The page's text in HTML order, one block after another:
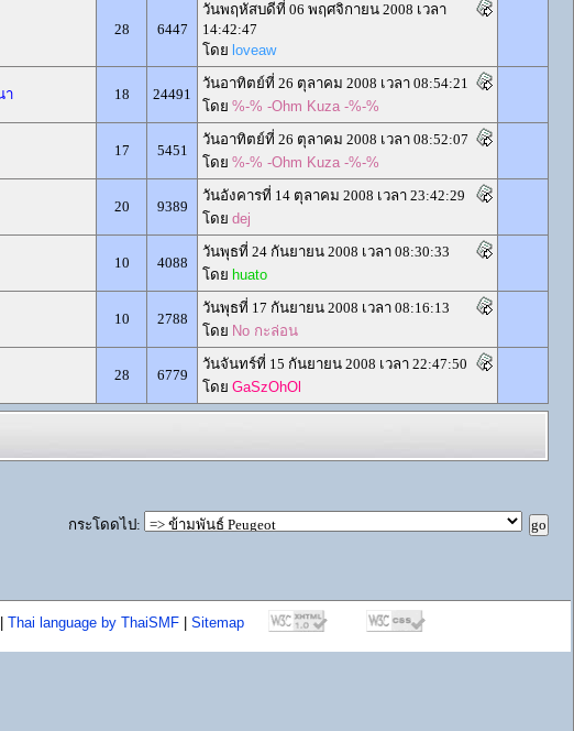
28 6447
วันพฤหัสบดีที่ 06 พฤศจิกายน 2008 เวลา
14:42:47
โดย loveaw
า 18 24491
วันอาทิตย์ที่ 26 ตุลาคม 2008 เวลา 08:54:21
โดย %-% -Ohm Kuza -%-%
17 5451
วันอาทิตย์ที่ 26 ตุลาคม 2008 เวลา 08:52:07
โดย %-% -Ohm Kuza -%-%
20 9389
วันอังคารที่ 14 ตุลาคม 2008 เวลา 23:42:29
โดย dej
10 4088
วันพุธที่ 24 กันยายน 2008 เวลา 08:30:33
โดย huato
10 2788
วันพุธที่ 17 กันยายน 2008 เวลา 08:16:13
โดย No กะล่อน
28 6779
วันจันทร์ที่ 15 กันยายน 2008 เวลา 22:47:50
โดย GaSzOhOl
กระโดดไป:
Thai language by ThaiSMF Sitemap